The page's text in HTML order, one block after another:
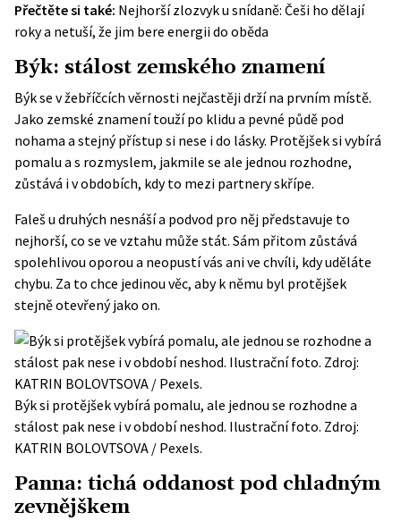
Přečtěte si také: Nejhorší zlozvyk u snídaně: Češi ho dělají
roky a netuší, že jim bere energii do oběda
Býk: stálost zemského znamení
Býk se v žebříčcích věrnosti nejčastěji drží na prvním místě.
Jako zemské znamení touží po klidu a pevné půdě pod
nohama a stejný přístup si nese i do lásky. Protějšek si vybírá
pomalu a s rozmyslem, jakmile se ale jednou rozhodne,
zůstává i v obdobích, kdy to mezi partnery skřípe.
Faleš u druhých nesnáší a podvod pro něj představuje to
nejhorší, co se ve vztahu může stát. Sám přitom zůstává
spolehlivou oporou a neopustí vás ani ve chvíli, kdy uděláte
chybu. Za to chce jedinou věc, aby k němu byl protějšek
stejně otevřený jako on.
Býk si protějšek vybírá pomalu, ale jednou se rozhodne a
stálost pak nese i v období neshod. Ilustrační foto. Zdroj:
KATRIN BOLOVTSOVA / Pexels.
Panna: tichá oddanost pod chladným
zevnějškem